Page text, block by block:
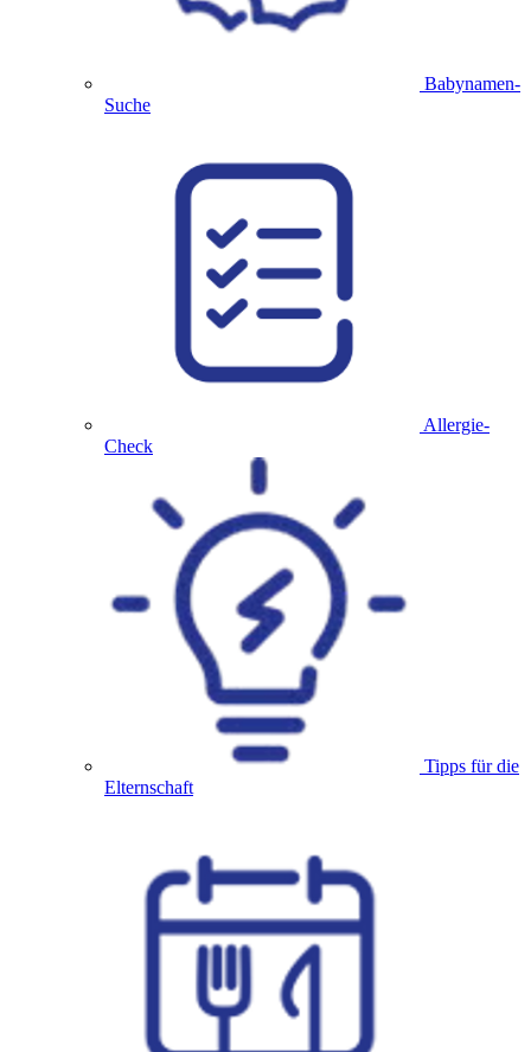
Babynamen-
Suche
Allergie-
Check
Tipps für die
Elternschaft